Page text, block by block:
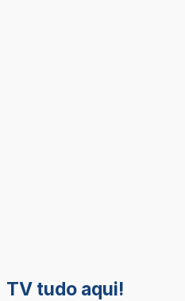
TV tudo aqui!